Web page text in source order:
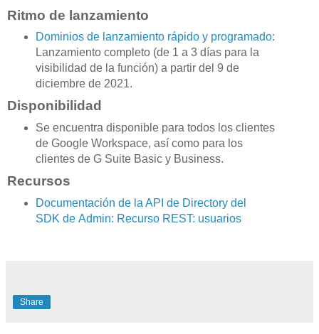
Ritmo de lanzamiento
Dominios de lanzamiento rápido y programado:
Lanzamiento completo (de 1 a 3 días para la
visibilidad de la función) a partir del 9 de
diciembre de 2021.
Disponibilidad
Se encuentra disponible para todos los clientes
de Google Workspace, así como para los
clientes de G Suite Basic y Business.
Recursos
Documentación de la API de Directory del
SDK de Admin: Recurso REST: usuarios
Share